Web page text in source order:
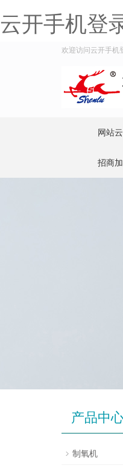
云开手机登
欢迎访问云开手机
网站
招商
产品中
制氧机